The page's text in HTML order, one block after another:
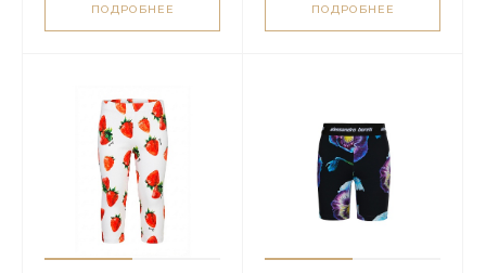
ПОДРОБНЕЕ ПОДРОБНЕЕ